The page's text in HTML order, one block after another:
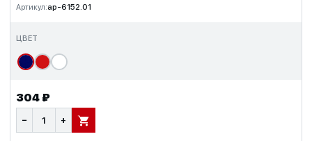
Артикул:ap-6152.01
ЦВЕТ
304 ₽
− + В КОРЗИНУ